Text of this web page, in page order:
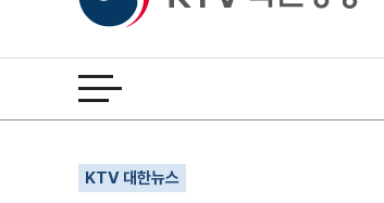
전체메뉴 열기
KTV 대한뉴스
기사인쇄
글자확대
글자축소